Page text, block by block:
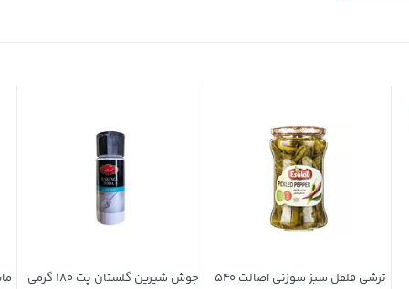
ترشی فلفل سبز سوزنی اصالت 540
جوش شیرین گلستان پت 180 گرمی